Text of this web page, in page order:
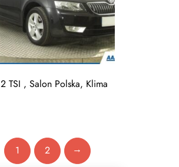
TSI , Salon Polska, Klima
1 2 →